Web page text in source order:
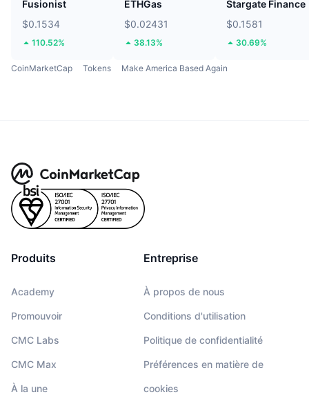
Fusionist
$0.1534
110.52%
ETHGas
$0.02431
38.13%
Stargate Finance
$0.1581
30.69%
CoinMarketCap Tokens Make America Based Again
Produits
Academy
Promouvoir
CMC Labs
CMC Max
À la une
Entreprise
À propos de nous
Conditions d'utilisation
Politique de confidentialité
Préférences en matière de
cookies